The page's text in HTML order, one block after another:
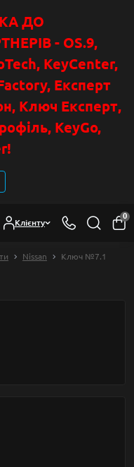
ДО
- OS.9,
KeyCenter,
Експерт
Ключ Експерт,
KeyGo,
Клієнту
0
Nissan Ключ №7.1